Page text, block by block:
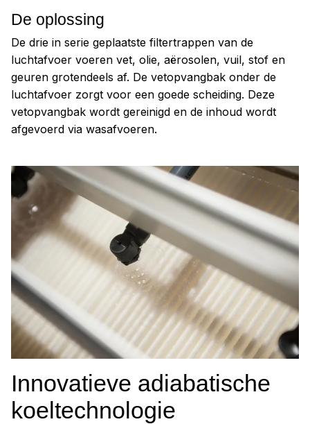
De oplossing
De drie in serie geplaatste filtertrappen van de
luchtafvoer voeren vet, olie, aërosolen, vuil, stof en
geuren grotendeels af. De vetopvangbak onder de
luchtafvoer zorgt voor een goede scheiding. Deze
vetopvangbak wordt gereinigd en de inhoud wordt
afgevoerd via wasafvoeren.
Innovatieve adiabatische
koeltechnologie